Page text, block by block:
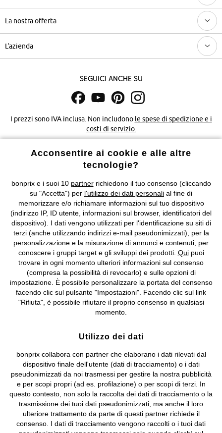
La nostra offerta
L'azienda
Seguici anche su
I prezzi sono IVA inclusa. Non includono le spese di spedizione e i
costi di servizio.
Condizioni di vendita Accessibilità
Informazioni legali Diritto di recesso
© 2026 bonprix.Tutti i diritti riservati.
bonprix S.r.l. con socio unico, sede legale: via Adua 33 - 13855
Valdengo (BI) C.F. 01510910027 - P.I. 01939830020, Reg. Imprese di
Biella n. 01510910027, R.E.A. BI - 171345, N. Reg. Pile:
IT09060P00000858, N. Reg. AEE: IT08020000002105 Capitale
Sociale: euro 1.000.000 i.v, Società soggetta all'attività di direzione
e coordinamento di bonprix Beteiligungs -Verwaltungsgesellschaft
mbH.
Acconsentire ai cookie e alle altre
tecnologie?
bonprix e i suoi 10 partnerrichiedono il tuo consenso (cliccando
su "Accetta") per l'utilizzo dei dati personali al fine di
memorizzare e/o richiamare informazioni sul tuo dispositivo
(indirizzo IP, ID utente, informazioni sul browser, identificatori del
dispositivo). I dati vengono utilizzati per l'identificazione su siti di
terzi (anche utilizzando indirizzi e-mail pseudonimizzati), per la
personalizzazione e la misurazione di annunci e contenuti, per
conoscere i gruppi target e gli sviluppi dei prodotti. Quipuoi
trovare in ogni momento ulteriori informazioni sul consenso
(compresa la possibilità di revocarlo) e sulle opzioni di
impostazione. È possibile personalizzare la portata del consenso
facendo clic sul pulsante "Impostazioni". Facendo clic sul link
"Rifiuta", è possibile rifiutare il proprio consenso in qualsiasi
momento.
Utilizzo dei dati
bonprix collabora con partner che elaborano i dati rilevati dal
dispositivo finale dell'utente (dati di tracciamento) o i dati
pseudonimizzati da noi trasmessi per gestire la nostra pubblicità
e per scopi propri (ad es. profilazione) o per scopi di terzi. In
questo contesto, non solo la raccolta dei dati di tracciamento o la
trasmissione dei tuoi dati pseudonimizzati, ma anche il loro
ulteriore trattamento da parte di questi partner richiede il
consenso. I dati di tracciamento vengono raccolti o i tuoi dati